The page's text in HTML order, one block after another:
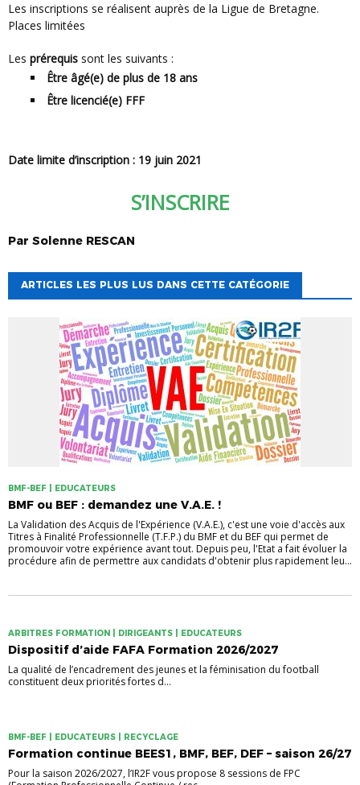
Les inscriptions se réalisent auprès de la Ligue de Bretagne.
Places limitées
Les prérequis sont les suivants :
Être âgé(e) de plus de 18 ans
Être licencié(e) FFF
Date limite d’inscription : 19 juin 2021
S’INSCRIRE
Par Solenne RESCAN
ARTICLES LES PLUS LUS DANS CETTE CATÉGORIE
BMF-BEF | EDUCATEURS
BMF ou BEF : demandez une V.A.E. !
La Validation des Acquis de l'Expérience (V.A.E.), c'est une voie d'accès aux
Titres à Finalité Professionnelle (T.F.P.) du BMF et du BEF qui permet de
promouvoir votre expérience avant tout. Depuis peu, l'Etat a fait évoluer la
procédure afin de permettre aux candidats d'obtenir plus rapidement leu...
ARBITRES FORMATION | DIRIGEANTS | EDUCATEURS
Dispositif d’aide FAFA Formation 2026/2027
La qualité de l’encadrement des jeunes et la féminisation du football
constituent deux priorités fortes d...
BMF-BEF | EDUCATEURS | RECYCLAGE
Formation continue BEES1, BMF, BEF, DEF – saison 26/27
Pour la saison 2026/2027, l’IR2F vous propose 8 sessions de FPC